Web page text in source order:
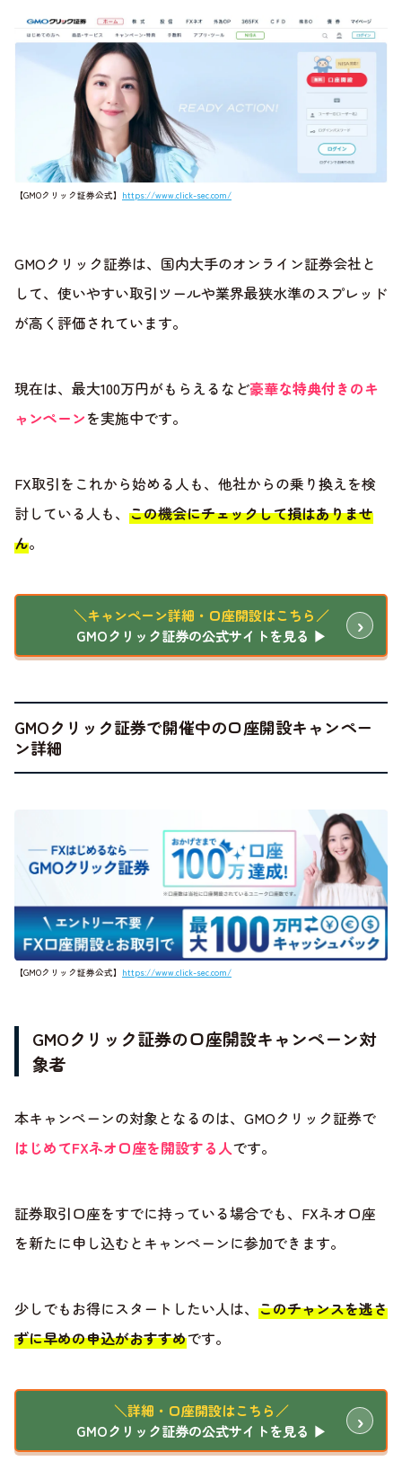
【GMOクリック証券公式】 https://www.click-sec.com/
GMOクリック証券は、国内大手のオンライン証券会社と
して、使いやすい取引ツールや業界最狭水準のスプレッド
が高く評価されています。
現在は、最大100万円がもらえるなど豪華な特典付きのキ
ャンペーンを実施中です。
FX取引をこれから始める人も、他社からの乗り換えを検
討している人も、 この機会にチェックして損はありませ
ん。
＼キャンペーン詳細・口座開設はこちら／
GMOクリック証券の公式サイトを見る ▶
GMOクリック証券で開催中の口座開設キャンペー
ン詳細
【GMOクリック証券公式】 https://www.click-sec.com/
GMOクリック証券の口座開設キャンペーン対
象者
本キャンペーンの対象となるのは、GMOクリック証券で
はじめてFXネオ口座を開設する人です。
証券取引口座をすでに持っている場合でも、FXネオ口座
を新たに申し込むとキャンペーンに参加できます。
少しでもお得にスタートしたい人は、 このチャンスを逃さ
ずに早めの申込がおすすめです。
＼詳細・口座開設はこちら／
GMOクリック証券の公式サイトを見る ▶